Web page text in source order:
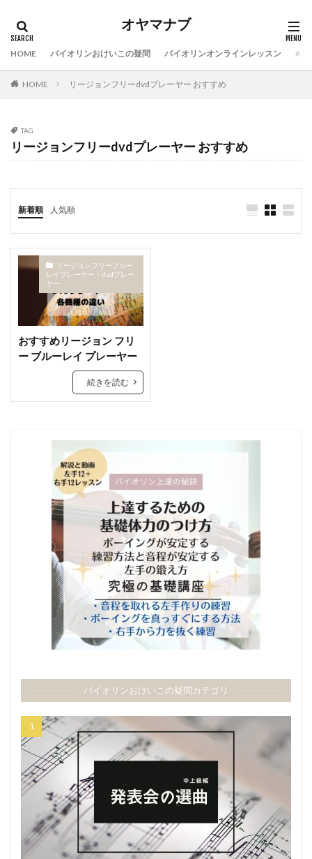
オヤマナブ
HOME バイオリンおけいこの疑問 バイオリンオンラインレッスン バ
HOME リージョンフリーdvdプレーヤー おすすめ
TAG
リージョンフリーdvdプレーヤー おすすめ
新着順 人気順
リージョンフリーブルー
レイプレーヤー・dvdプレー
ヤー
おすすめリージョン フリ
ー ブルーレイ プレーヤー
続きを読む
バイオリンおけいこの疑問カテゴリ